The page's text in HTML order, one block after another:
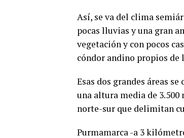
Así, se va del clima
pocas lluvias y una gran
vegetación y con pocos
cóndor andino propios de
Esas dos grandes áreas
una altura media de
norte-sur que delimitan
Purmamarca -a 3